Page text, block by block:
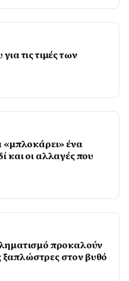
τις τιμές των
«μπλοκάρει» ένα
οι αλλαγές που
προκαλούν
ξαπλώστρες στον βυθό